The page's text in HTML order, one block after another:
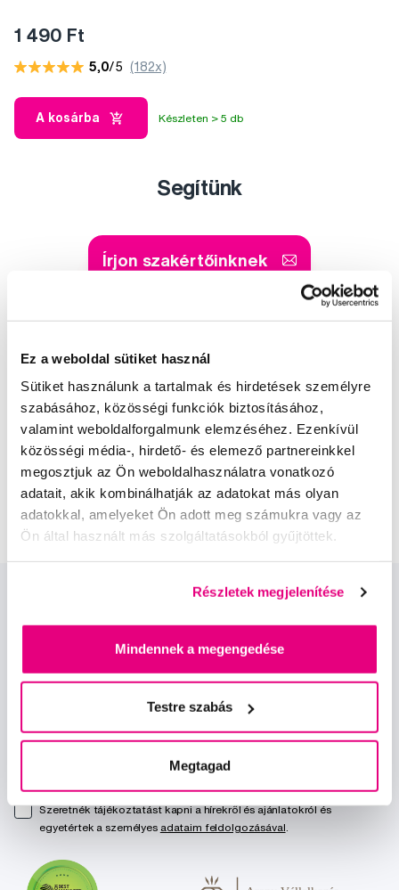
Ez a weboldal sütiket használ
Sütiket használunk a tartalmak és hirdetések személyre
szabásához, közösségi funkciók biztosításához,
valamint weboldalforgalmunk elemzéséhez. Ezenkívül
közösségi média-, hirdető- és elemező partnereinkkel
megosztjuk az Ön weboldalhasználatra vonatkozó
adatait, akik kombinálhatják az adatokat más olyan
adatokkal, amelyeket Ön adott meg számukra vagy az
Ön által használt más szolgáltatásokból gyűjtöttek.
Részletek megjelenítése
Mindennek a megengedése
Testre szabás
Megtagad
1 490 Ft
5,0/5 (182x)
A kosárba Készleten > 5 db
Segítünk
Írjon szakértőinknek
a Profimed dentálhigiénikusa, egyetemi
oktató
Dr. Szabó Dániel
a Profimed fogorvosa, Lioral Fogászati
és Szájsebészeti Klinika
Hírek és ajánlatok
Szeretnék tájékoztatást kapni a hírekről és ajánlatokról és
egyetértek a személyes adataim feldolgozásával